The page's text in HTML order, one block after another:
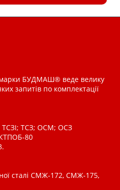
марки БУДМАШ® веде велику
запитів по комплектації
ТСЗ; ОСМ; ОСЗ
КТПОБ-80
сталі СМЖ-172, СМЖ-175,